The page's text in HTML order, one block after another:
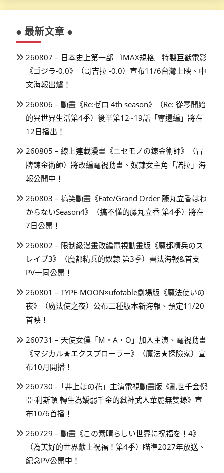
● 最新文章 ●
260807 – 日本史上第一部『IMAX規格』特製巨獸電影
《ゴジラ-0.0》（哥吉拉 -0.0）宣布11/6台灣上映、中
文海報出爐！
260806 – 動畫《Re:ゼロ 4th season》（Re: 從零開始
的異世界生活第4季）後半第12~19話「奪還編」將在
12日播出！
260805 – 線上連載漫畫《ニセモノの錬金術師》（冒
牌鍊金術師）將改編電視動畫、奴隸女主角「諾拉」海
報公開中！
260803 – 搞笑動畫《Fate/Grand Order 藤丸立香はわ
からないSeason4》（搞不懂的藤丸立香 第4季）將在
7日公開！
260802 – 限制級漫畫改編電視動畫版《魔都精兵のス
レイブ3》（魔都精兵的奴隸 第3季）書法海報&首支
PV一同公開！
260801 – TYPE-MOON×ufotable劇場版《魔法使いの
夜》（魔法使之夜）公布二種版本新海報、預定11/20
首映！
260731 – 天使女僕「M・A・O」加入主演、電視動畫
《マジカル★エクスプローラー》（魔法★探險家）宣
布10月開播！
260730 -「井上ほの花」主演電視動畫版《亂世千金倪
亞·利斯頓 轉生為嬌弱千金的弒神武人華麗無雙錄》宣
布10/6首播！
260729 – 動畫《この素晴らしい世界に祝福を！4》
（為美好的世界獻上祝福！第4季）瞄準2027年放送、
紀念PV公開中！